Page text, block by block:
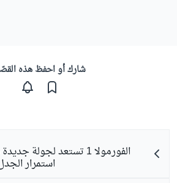
شارك أو احفظ هذه
الفورمولا 1 تستعد
استمرار